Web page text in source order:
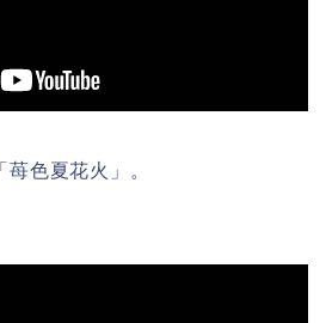
色夏花火」。